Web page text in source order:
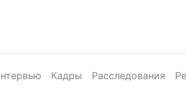
Кадры Расследования